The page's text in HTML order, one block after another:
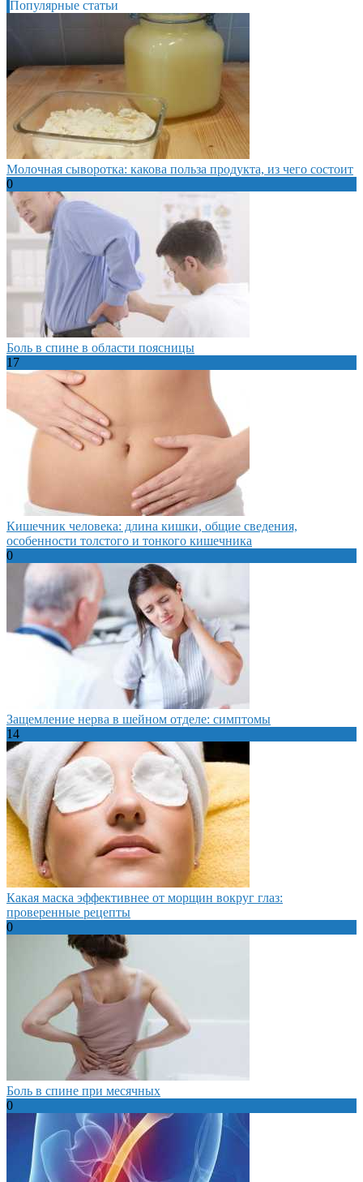
Популярные статьи
Молочная сыворотка: какова польза продукта, из чего состоит
0
Боль в спине в области поясницы
17
Кишечник человека: длина кишки, общие сведения,
особенности толстого и тонкого кишечника
0
Защемление нерва в шейном отделе: симптомы
14
Какая маска эффективнее от морщин вокруг глаз:
проверенные рецепты
0
Боль в спине при месячных
0